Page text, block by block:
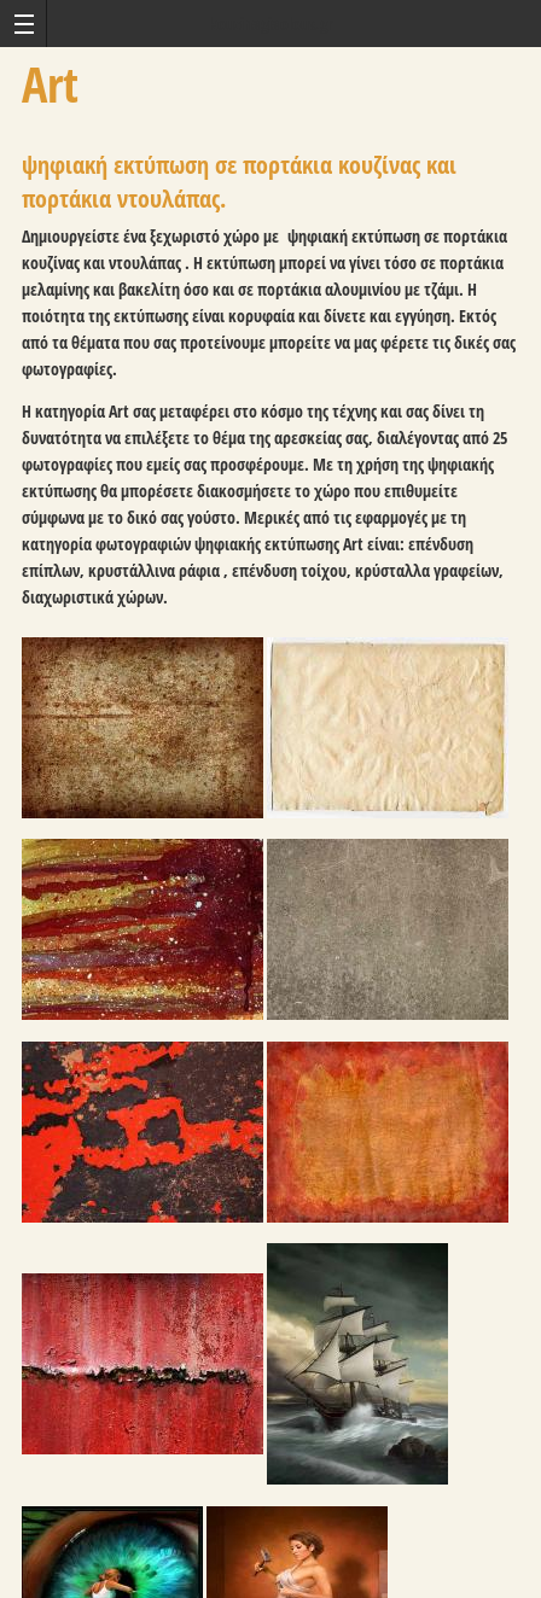
Art
ψηφιακή εκτύπωση σε πορτάκια κουζίνας και
πορτάκια ντουλάπας.
Δημιουργείστε ένα ξεχωριστό χώρο με ψηφιακή εκτύπωση σε πορτάκια
κουζίνας και ντουλάπας . Η εκτύπωση μπορεί να γίνει τόσο σε πορτάκια
μελαμίνης και βακελίτη όσο και σε πορτάκια αλουμινίου με τζάμι. Η
ποιότητα της εκτύπωσης είναι κορυφαία και δίνετε και εγγύηση. Εκτός
από τα θέματα που σας προτείνουμε μπορείτε να μας φέρετε τις δικές σας
φωτογραφίες.
Η κατηγορίαArtσας μεταφέρει στο κόσμο της τέχνης και σας δίνει τη
δυνατότητα να επιλέξετε το θέμα της αρεσκείας σας, διαλέγοντας από 25
φωτογραφίες που εμείς σας προσφέρουμε. Με τη χρήση τηςψηφιακής
εκτύπωσηςθα μπορέσετε διακοσμήσετε το χώρο που επιθυμείτε
σύμφωνα με το δικό σας γούστο. Μερικές από τις εφαρμογές με τη
κατηγορία φωτογραφιών ψηφιακής εκτύπωσης Art είναι: επένδυση
επίπλων, κρυστάλλινα ράφια , επένδυση τοίχου, κρύσταλλα γραφείων,
διαχωριστικά χώρων.